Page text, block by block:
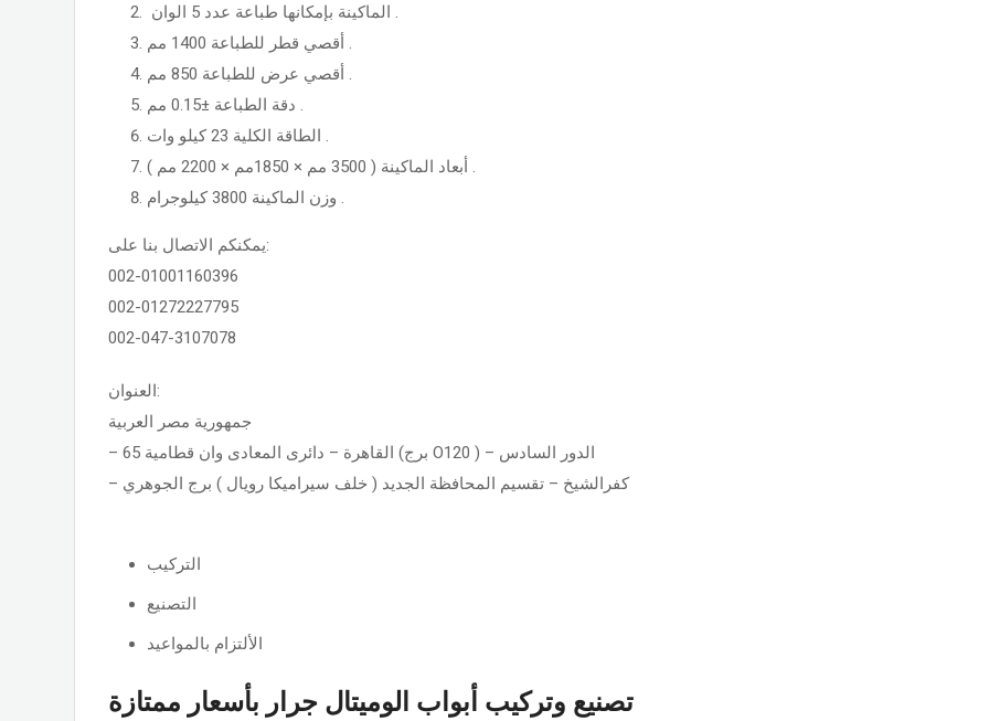
الماكينة بإمكانها طباعة عدد 5 الوان .
أقصي قطر للطباعة 1400 مم .
أقصي عرض للطباعة 850 مم .
دقة الطباعة ±0.15 مم .
الطاقة الكلية 23 كيلو وات .
أبعاد الماكينة ( 3500 مم × 1850مم × 2200 مم ) .
وزن الماكينة 3800 كيلوجرام .
يمكنكم الاتصال بنا على:
002-01001160396
002-01272227795
002-047-3107078
العنوان:
جمهورية مصر العربية
– القاهرة – دائرى المعادى وان قطامية 65 (برج O120 ) – الدور السادس
– كفرالشيخ – تقسيم المحافظة الجديد ( خلف سيراميكا رويال ) برج الجوهري
التركيب
التصنيع
الألتزام بالمواعيد
تصنيع وتركيب أبواب الوميتال جرار بأسعار ممتازة